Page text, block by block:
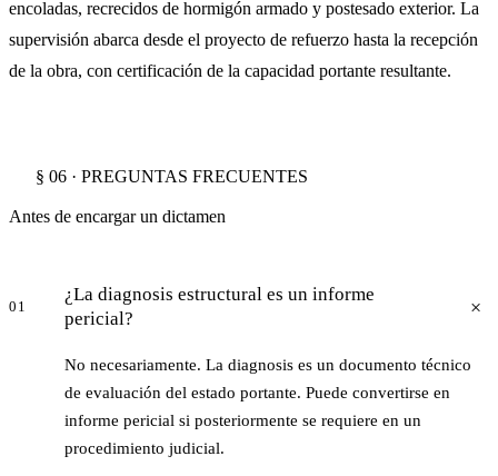
encoladas, recrecidos de hormigón armado y postesado exterior. La
supervisión abarca desde el proyecto de refuerzo hasta la recepción
de la obra, con certificación de la capacidad portante resultante.
§ 06 · PREGUNTAS FRECUENTES
Antes de encargar un dictamen
01
¿La diagnosis estructural es un informe
pericial?
No necesariamente. La diagnosis es un documento técnico
de evaluación del estado portante. Puede convertirse en
informe pericial si posteriormente se requiere en un
procedimiento judicial.